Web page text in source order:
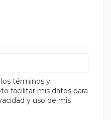
términos y
facilitar mis datos para
y uso de mis